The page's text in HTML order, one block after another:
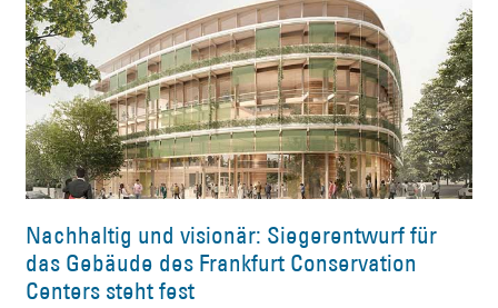
Nachhaltig und visionär: Siegerentwurf für
das Gebäude des Frankfurt Conservation
Centers steht fest